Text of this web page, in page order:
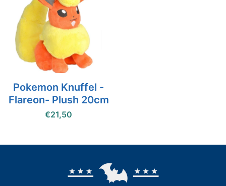
Pokemon Knuffel -
Flareon- Plush 20cm
€21,50